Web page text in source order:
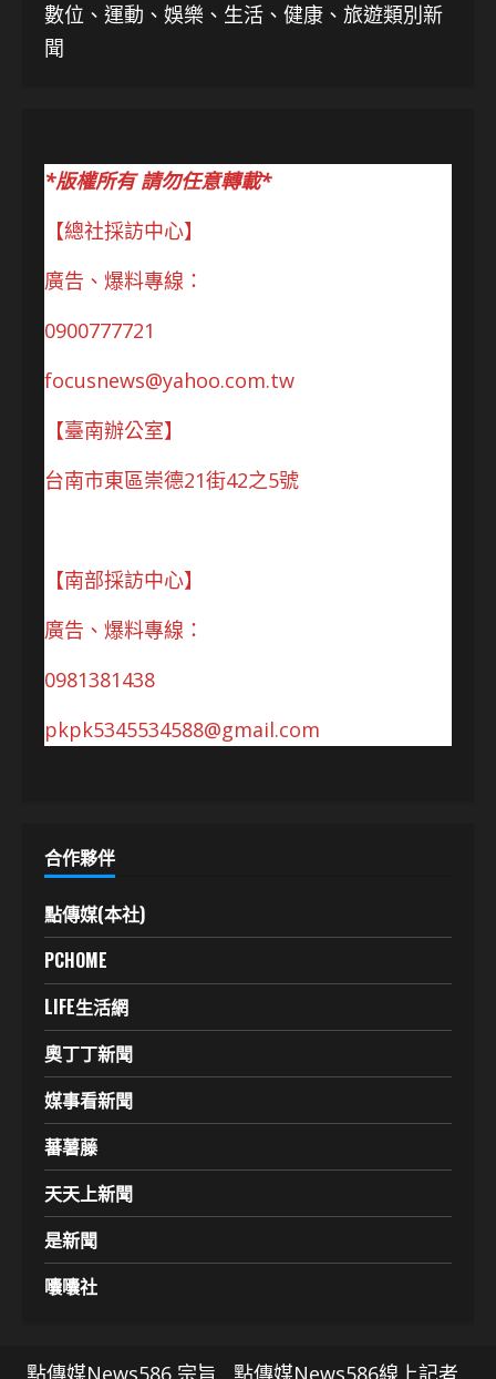
數位、運動、娛樂、生活、健康、旅遊類別新
聞
*版權所有 請勿任意轉載*
【總社採訪中心】
廣告、爆料專線：
0900777721
focusnews@yahoo.com.tw
【臺南辦公室】
台南市東區崇德21街42之5號
【南部採訪中心】
廣告、爆料專線：
0981381438
pkpk5345534588@gmail.com
合作夥伴
點傳媒(本社)
PCHOME
LIFE生活網
奧丁丁新聞
媒事看新聞
蕃薯藤
天天上新聞
是新聞
囔囔社